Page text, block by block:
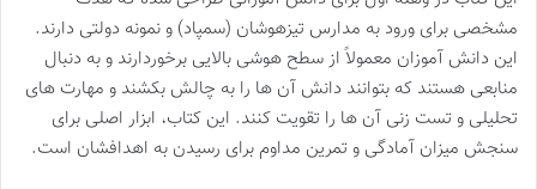
مشخصی برای ورود به مدارس تیزهوشان (سمپاد) و نمونه دولتی دارند.
این دانش آموزان معمولاً از سطح هوشی بالایی برخوردارند و به دنبال
منابعی هستند که بتوانند دانش آن ها را به چالش بکشند و مهارت های
تحلیلی و تست زنی آن ها را تقویت کنند. این کتاب، ابزار اصلی برای
سنجش میزان آمادگی و تمرین مداوم برای رسیدن به اهدافشان است.